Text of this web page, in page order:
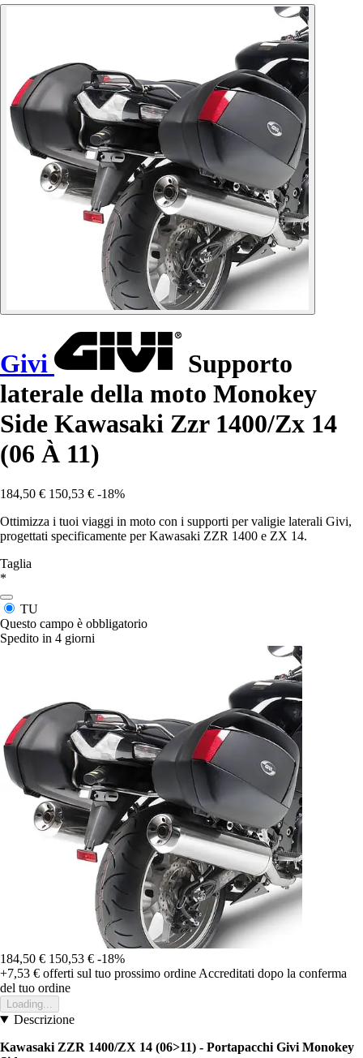
Givi
Supporto
laterale della moto Monokey
Side Kawasaki Zzr 1400/Zx 14
(06 À 11)
184,50 € 150,53 € -18%
Ottimizza i tuoi viaggi in moto con i supporti per valigie laterali Givi,
progettati specificamente per Kawasaki ZZR 1400 e ZX 14.
Taglia
*
TU
Questo campo è obbligatorio
Spedito in 4 giorni
184,50 € 150,53 € -18%
+7,53 € offerti sul tuo prossimo ordine Accreditati dopo la conferma
del tuo ordine
Loading...
Descrizione
Kawasaki ZZR 1400/ZX 14 (06>11) - Portapacchi Givi Monokey